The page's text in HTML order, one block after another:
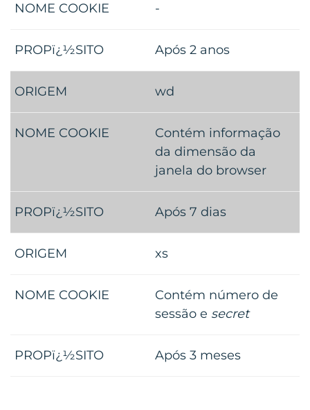
-
Após 2 anos
wd
Contém informação
da dimensão da
janela do browser
Após 7 dias
xs
Contém número de
sessão e secret
Após 3 meses